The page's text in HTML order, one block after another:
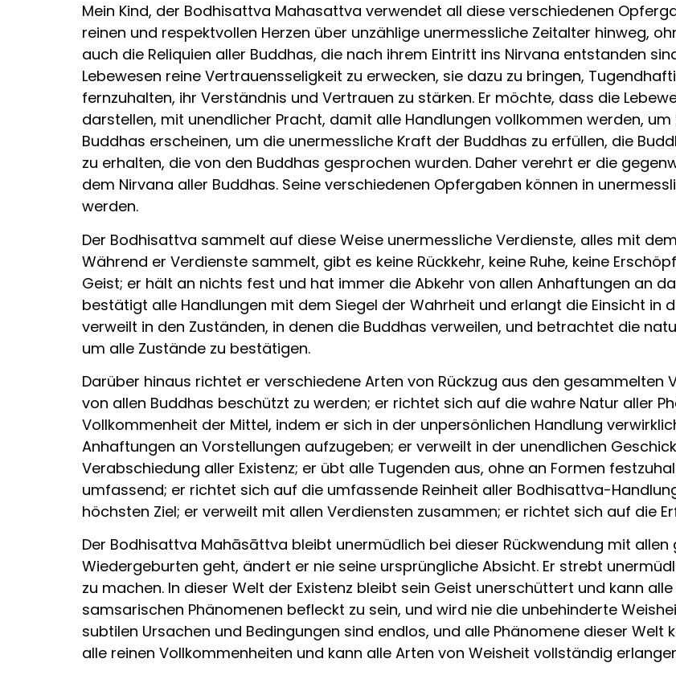
Mein Kind, der Bodhisattva Mahasattva verwendet all diese verschiedenen
reinen und respektvollen Herzen über unzählige unermessliche Zeitalter hinweg,
auch die Reliquien aller Buddhas, die nach ihrem Eintritt ins Nirvana entstanden
Lebewesen reine Vertrauensseligkeit zu erwecken, sie dazu zu bringen,
fernzuhalten, ihr Verständnis und Vertrauen zu stärken. Er möchte, dass die
darstellen, mit unendlicher Pracht, damit alle Handlungen vollkommen werden,
Buddhas erscheinen, um die unermessliche Kraft der Buddhas zu erfüllen, die
zu erhalten, die von den Buddhas gesprochen wurden. Daher verehrt er die
dem Nirvana aller Buddhas. Seine verschiedenen Opfergaben können in
werden.
Der Bodhisattva sammelt auf diese Weise unermessliche Verdienste, alles mit
Während er Verdienste sammelt, gibt es keine Rückkehr, keine Ruhe, keine
Geist; er hält an nichts fest und hat immer die Abkehr von allen Anhaftungen an
bestätigt alle Handlungen mit dem Siegel der Wahrheit und erlangt die Einsicht in
verweilt in den Zuständen, in denen die Buddhas verweilen, und betrachtet die
um alle Zustände zu bestätigen.
Darüber hinaus richtet er verschiedene Arten von Rückzug aus den gesammelten
von allen Buddhas beschützt zu werden; er richtet sich auf die wahre Natur aller
Vollkommenheit der Mittel, indem er sich in der unpersönlichen Handlung
Anhaftungen an Vorstellungen aufzugeben; er verweilt in der unendlichen
Verabschiedung aller Existenz; er übt alle Tugenden aus, ohne an Formen
umfassend; er richtet sich auf die umfassende Reinheit aller Bodhisattva-
höchsten Ziel; er verweilt mit allen Verdiensten zusammen; er richtet sich auf die
Der Bodhisattva Mahāsāttva bleibt unermüdlich bei dieser Rückwendung mit
Wiedergeburten geht, ändert er nie seine ursprüngliche Absicht. Er strebt
zu machen. In dieser Welt der Existenz bleibt sein Geist unerschüttert und kann
samsarischen Phänomenen befleckt zu sein, und wird nie die unbehinderte
subtilen Ursachen und Bedingungen sind endlos, und alle Phänomene dieser Welt
alle reinen Vollkommenheiten und kann alle Arten von Weisheit vollständig